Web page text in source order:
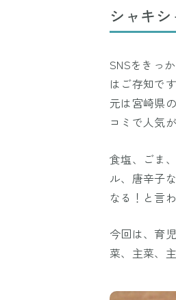
シャキ
SNSをきっ
はご存知で
元は宮崎県
コミで人気
食塩、ごま
ル、唐辛子
なる！と言
今回は、育
菜、主菜、